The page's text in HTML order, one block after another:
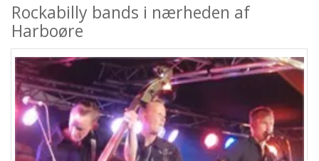
Rockabilly bands i nærheden af
Harboøre